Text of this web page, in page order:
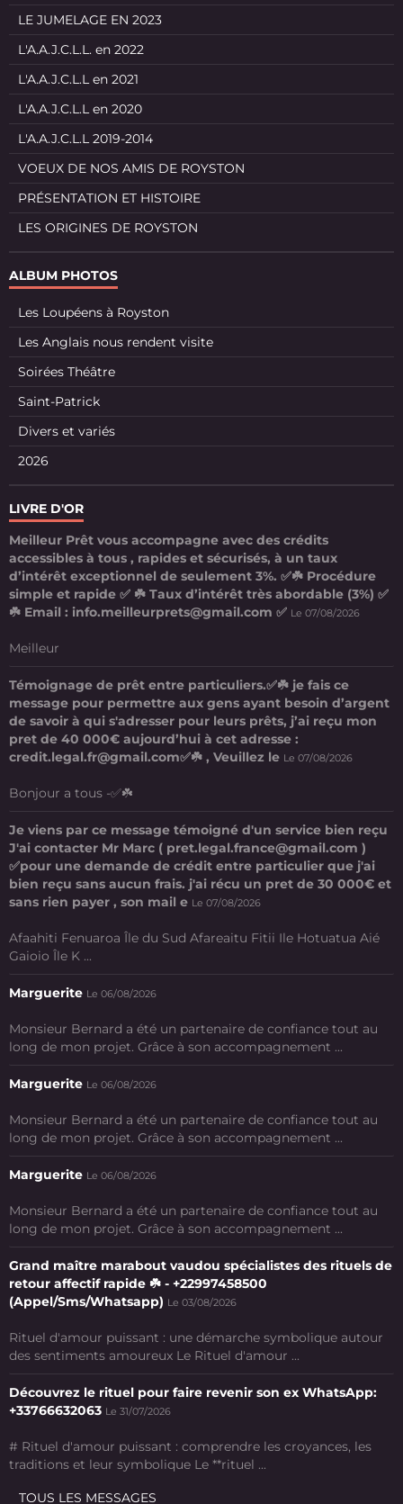
LE JUMELAGE EN 2023
L'A.A.J.C.L.L. en 2022
L'A.A.J.C.L.L en 2021
L'A.A.J.C.L.L en 2020
L'A.A.J.C.L.L 2019-2014
VOEUX DE NOS AMIS DE ROYSTON
PRÉSENTATION ET HISTOIRE
LES ORIGINES DE ROYSTON
ALBUM PHOTOS
Les Loupéens à Royston
Les Anglais nous rendent visite
Soirées Théâtre
Saint-Patrick
Divers et variés
2026
LIVRE D'OR
Meilleur Prêt vous accompagne avec des crédits
accessibles à tous , rapides et sécurisés, à un taux
d’intérêt exceptionnel de seulement 3%. ✅☘️ Procédure
simple et rapide ✅ ☘️ Taux d’intérêt très abordable (3%) ✅
☘️ Email : info.meilleurprets@gmail.com ✅ Le 07/08/2026
Meilleur
Témoignage de prêt entre particuliers.✅☘️ je fais ce
message pour permettre aux gens ayant besoin d’argent
de savoir à qui s'adresser pour leurs prêts, j’ai reçu mon
pret de 40 000€ aujourd’hui à cet adresse :
credit.legal.fr@gmail.com✅☘️ , Veuillez le Le 07/08/2026
Bonjour a tous -✅☘️
Je viens par ce message témoigné d'un service bien reçu
J'ai contacter Mr Marc ( pret.legal.france@gmail.com )
✅pour une demande de crédit entre particulier que j'ai
bien reçu sans aucun frais. j'ai récu un pret de 30 000€ et
sans rien payer , son mail e Le 07/08/2026
Afaahiti Fenuaroa Île du Sud Afareaitu Fitii Ile Hotuatua Aié
Gaioio Île K ...
Marguerite Le 06/08/2026
Monsieur Bernard a été un partenaire de confiance tout au
long de mon projet. Grâce à son accompagnement ...
Marguerite Le 06/08/2026
Monsieur Bernard a été un partenaire de confiance tout au
long de mon projet. Grâce à son accompagnement ...
Marguerite Le 06/08/2026
Monsieur Bernard a été un partenaire de confiance tout au
long de mon projet. Grâce à son accompagnement ...
Grand maître marabout vaudou spécialistes des rituels de
retour affectif rapide ☘️ - +22997458500
(Appel/Sms/Whatsapp) Le 03/08/2026
Rituel d'amour puissant : une démarche symbolique autour
des sentiments amoureux Le Rituel d'amour ...
Découvrez le rituel pour faire revenir son ex WhatsApp:
+33766632063 Le 31/07/2026
# Rituel d'amour puissant : comprendre les croyances, les
traditions et leur symbolique Le **rituel ...
TOUS LES MESSAGES